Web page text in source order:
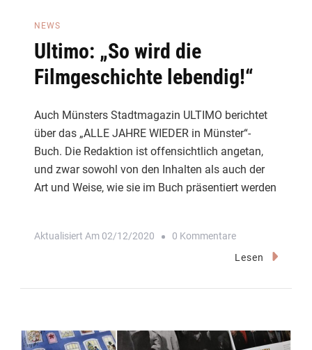
NEWS
Ultimo: „So wird die
Filmgeschichte lebendig!“
Auch Münsters Stadtmagazin ULTIMO berichtet
über das „ALLE JAHRE WIEDER in Münster“-
Buch. Die Redaktion ist offensichtlich angetan,
und zwar sowohl von den Inhalten als auch der
Art und Weise, wie sie im Buch präsentiert werden
Aktualisiert Am 02/12/2020 0 KommentareZu
Ultimo:
Filmgeschichte
Lesen